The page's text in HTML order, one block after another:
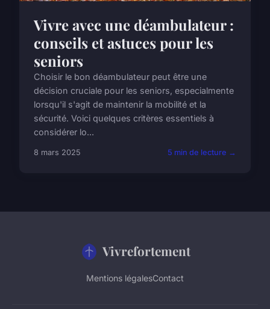
Vivre avec une déambulateur :
conseils et astuces pour les
seniors
Choisir le bon déambulateur peut être une
décision cruciale pour les seniors, especialmente
lorsqu'il s'agit de maintenir la mobilité et la
sécurité. Voici quelques critères essentiels à
considérer lo...
8 mars 2025 5 min de lecture →
Vivrefortement
Mentions légalesContact